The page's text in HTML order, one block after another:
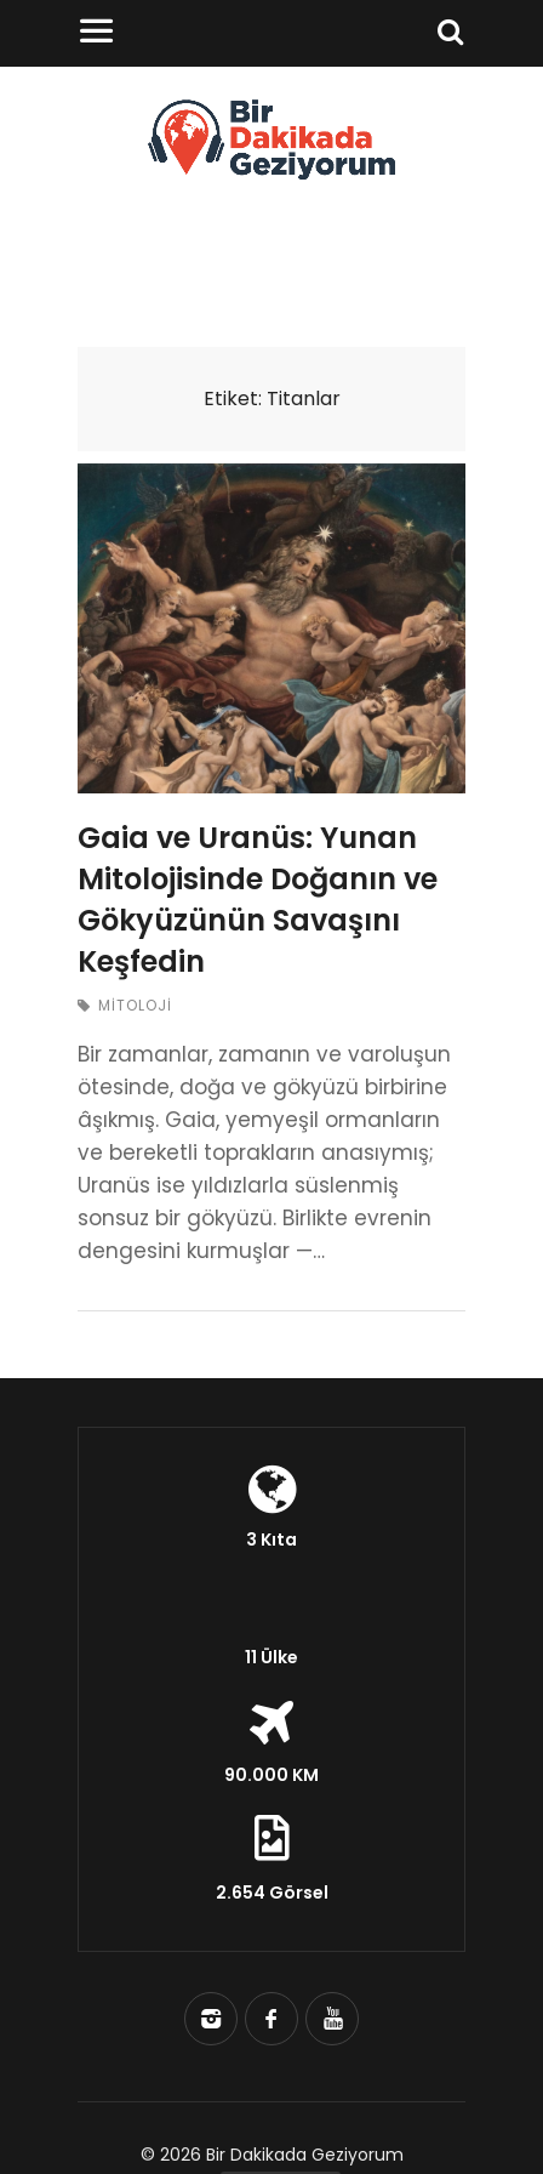
Etiket: Titanlar
Gaia ve Uranüs: Yunan
Mitolojisinde Doğanın ve
Gökyüzünün Savaşını
Keşfedin
MITOLOJI
Bir zamanlar, zamanın ve varoluşun
ötesinde, doğa ve gökyüzü birbirine
âşıkmış. Gaia, yemyeşil ormanların
ve bereketli toprakların anasıymış;
Uranüs ise yıldızlarla süslenmiş
sonsuz bir gökyüzü. Birlikte evrenin
dengesini kurmuşlar —…
3 Kıta
11 Ülke
90.000 KM
2.654 Görsel
© 2026 Bir Dakikada Geziyorum